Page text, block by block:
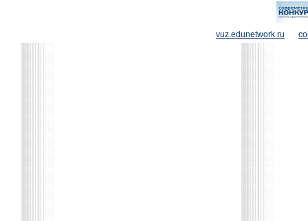
vuz.edunetwork.ru